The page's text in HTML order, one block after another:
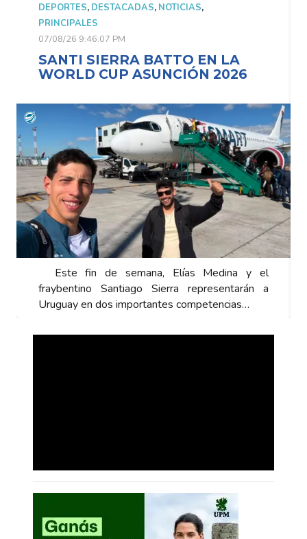
DEPORTES, DESTACADAS, NOTICIAS,
PRINCIPALES
07/08/26 9:46:07 PM
SANTI SIERRA BATTO EN LA
WORLD CUP ASUNCIÓN 2026
Este fin de semana, Elías Medina y el
fraybentino Santiago Sierra representarán a
Uruguay en dos importantes competencias…